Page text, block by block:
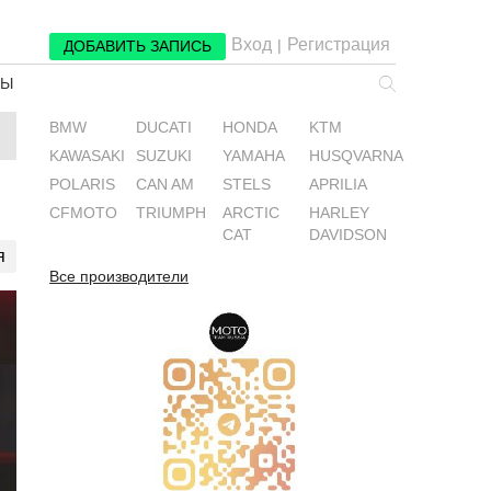
ДОБАВИТЬ ЗАПИСЬ Вход | Регистрация
BMW DUCATI HONDA
KTM
KAWASAKI
SUZUKI YAMAHA
HUSQVARNA
POLARIS
CAN AM STELS
APRILIA
CFMOTO
TRIUMPH
ARCTIC
CAT
HARLEY
DAVIDSON
Все производители